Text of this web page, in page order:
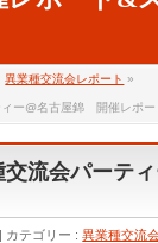
異業種交流会レポート »
ー@名古屋錦 開催レポー
交流会パーテ
カテゴリー :異業種交流